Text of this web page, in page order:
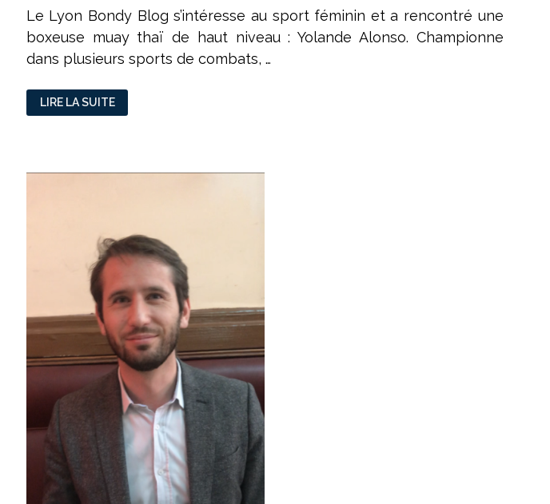
Le Lyon Bondy Blog s’intéresse au sport féminin et a rencontré une
boxeuse muay thaï de haut niveau : Yolande Alonso. Championne
dans plusieurs sports de combats, …
[PORTRAIT]
YOLANDE
ALONSO
TRÈS
OBJECTIFS
LIRE LA SUITE